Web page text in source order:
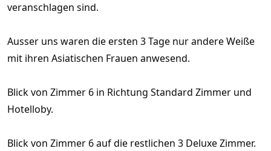
veranschlagen sind.
Ausser uns waren die ersten 3 Tage nur andere Weiße
mit ihren Asiatischen Frauen anwesend.
Blick von Zimmer 6 in Richtung Standard Zimmer und
Hotelloby.
Blick von Zimmer 6 auf die restlichen 3 Deluxe Zimmer.